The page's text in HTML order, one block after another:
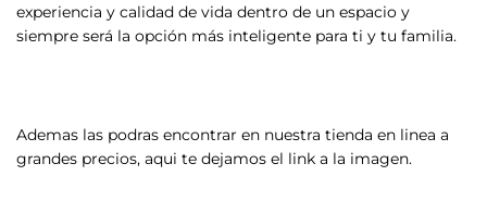
experiencia y calidad de vida dentro de un espacio y
siempre será la opción más inteligente para ti y tu familia.
Ademas las podras encontrar en nuestra tienda en linea a
grandes precios, aqui te dejamos el link a la imagen.